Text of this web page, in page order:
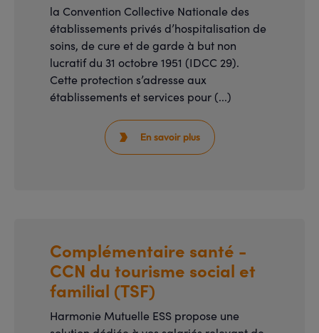
la Convention Collective Nationale des
établissements privés d’hospitalisation de
soins, de cure et de garde à but non
lucratif du 31 octobre 1951 (IDCC 29).
Cette protection s’adresse aux
établissements et services pour (...)
 En savoir plus
Complémentaire santé -
CCN du tourisme social et
familial (TSF)
Harmonie Mutuelle ESS propose une